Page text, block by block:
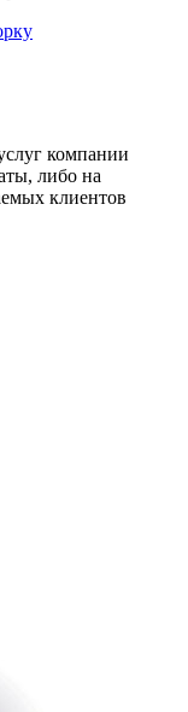
компании
либо на
клиентов